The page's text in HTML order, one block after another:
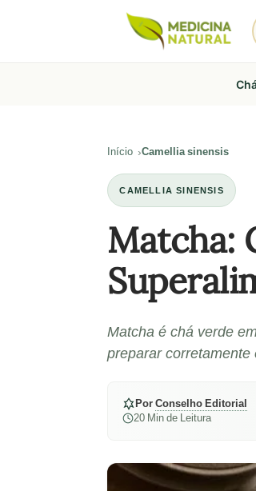
Início Camellia sinensis
CAMELLIA SINENSIS
Matcha:
Matcha é chá verde
preparar
PorConselho Editorial
20 Min de Leitura